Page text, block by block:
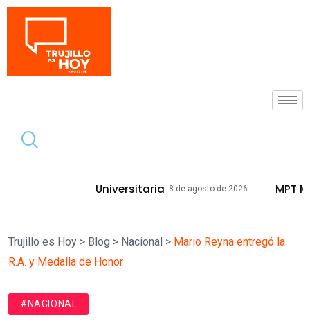
8 de agosto de 2026 MPT Mejorará
Trujillo es Hoy > Blog > Nacional > Mario Reyna entregó la
R.A. y Medalla de Honor
#NACIONAL